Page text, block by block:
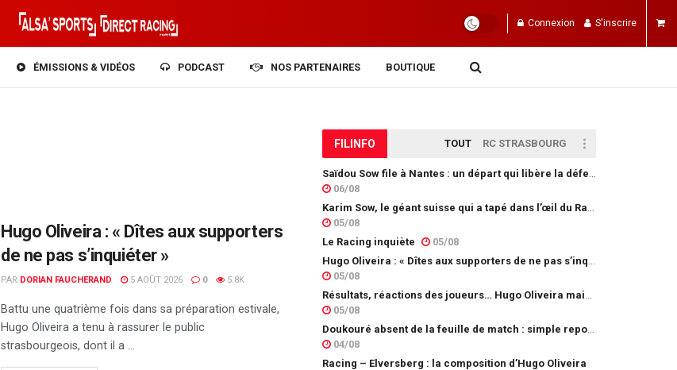
Connexion S'inscrire
ÉMISSIONS & VIDÉOS PODCAST NOS PARTENAIRES BOUTIQUE
Hugo Oliveira : « Dîtes aux supporters
de ne pas s’inquiéter »
PAR DORIAN FAUCHERAND 5 AOÛT 2026 0 5.8K
Battu une quatrième fois dans sa préparation estivale,
Hugo Oliveira a tenu à rassurer le public
strasbourgeois, dont il a ...
FIL INFO TOUT RC STRASBOURG
06/08
05/08
Le Racing inquiète
05/08
05/08
05/08
04/08
Racing – Elversberg : la composition d’Hugo Oliveira